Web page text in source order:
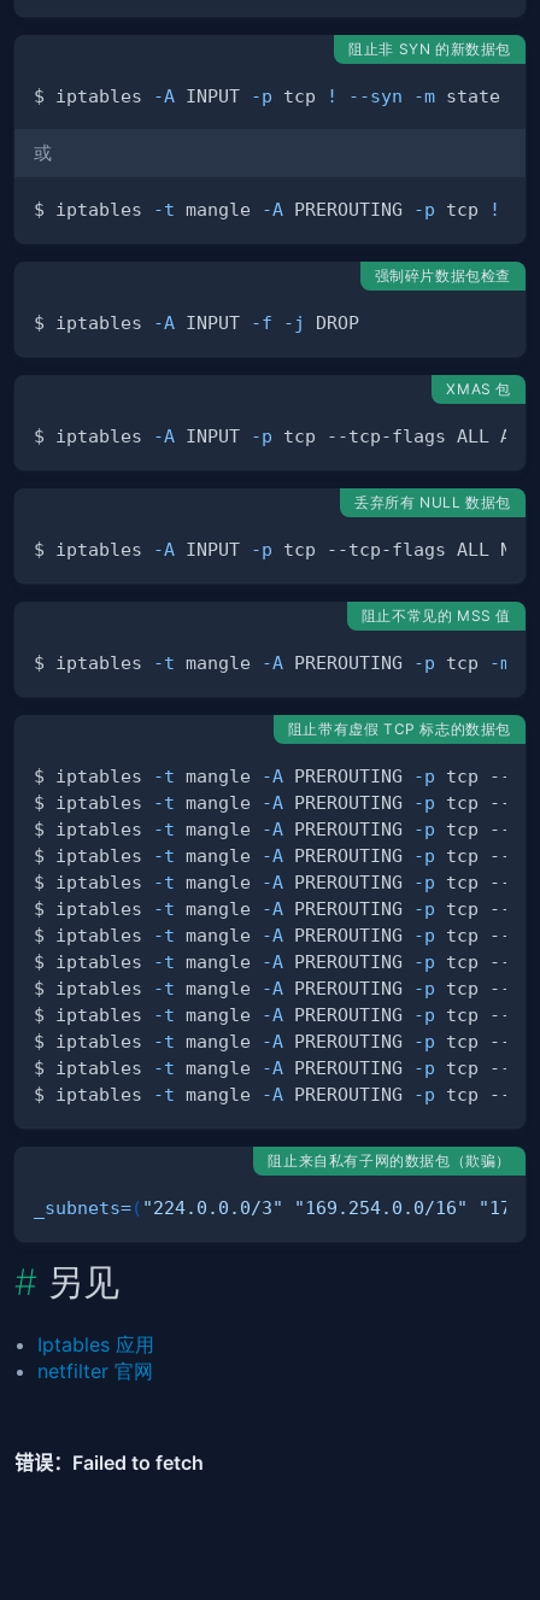
阻止非 SYN 的新数据包
$ iptables -A INPUT -p tcp ! --syn -m state
或
$ iptables -t mangle -A PREROUTING -p tcp !
强制碎片数据包检查
$ iptables -A INPUT -f -j
XMAS 包
$ iptables -A INPUT -p tcp --tcp-flags ALL
丢弃所有 NULL 数据包
$ iptables -A INPUT -p tcp --tcp-flags ALL
阻止不常见的 MSS 值
$ iptables -t mangle -A PREROUTING -p tcp -m
阻止带有虚假 TCP 标志的数据包
$ iptables -t mangle -A PREROUTING -p tcp --tcp-
$ iptables
-t mangle -A PREROUTING -p tcp --
$ iptables
-t mangle -A PREROUTING -p tcp --
$ iptables
-t mangle -A PREROUTING -p tcp --
$ iptables
-t mangle -A PREROUTING -p tcp --
$ iptables
-t mangle -A PREROUTING -p tcp --
$ iptables
-t mangle -A PREROUTING -p tcp --
$ iptables
-t mangle -A PREROUTING -p tcp --
$ iptables
-t mangle -A PREROUTING -p tcp --
$ iptables
-t mangle -A PREROUTING -p tcp --
$ iptables
-t mangle -A PREROUTING -p tcp --
$ iptables
-t mangle -A PREROUTING -p tcp --
$ iptables
-t mangle -A PREROUTING -p tcp --tcp-
阻止来自私有子网的数据包（欺骗）
_subnets=( "224.0.0.0/3" "169.254.0.0/16"
另见
Iptables 应用
netfilter 官网